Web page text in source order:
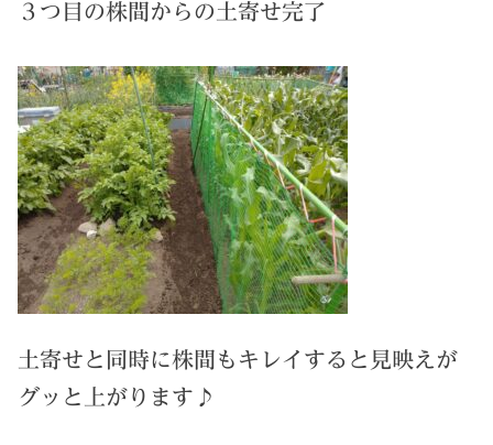
３つ目の株間からの土寄せ完了
土寄せと同時に株間もキレイすると見映えが
グッと上がります♪